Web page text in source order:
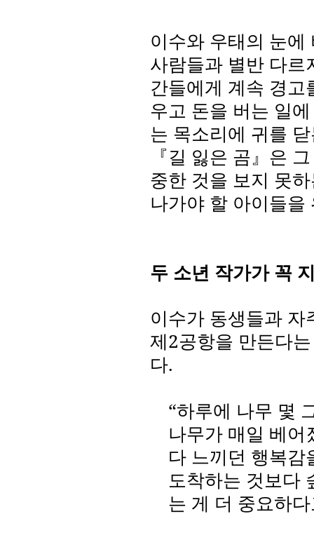
이수와 우태의 눈
사람들과 별반 다르
간들에게 계속 경고
우고 돈을 버는 일
는 목소리에 귀를
『길 잃은 곰』은
중한 것을 보지 못
나가야 할 아이들을
두 소년 작가가 꼭
이수가 동생들과
제2공항을 만든다
다.
“하루에 나무 몇
나무가 매일 베어
다 느끼던 행복
도착하는 것보다
는 게 더 중요하